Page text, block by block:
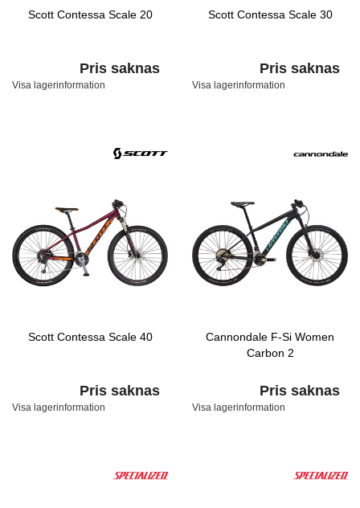
Scott Contessa Scale 20
Pris saknas
Visa lagerinformation
Scott Contessa Scale 30
Pris saknas
Visa lagerinformation
Scott Contessa Scale 40
Pris saknas
Visa lagerinformation
Cannondale F-Si Women
Carbon 2
Pris saknas
Visa lagerinformation